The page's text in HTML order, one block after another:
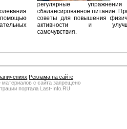
регулярные
сбалансированное питание.
советы для повышения
активности и
самочувствия.
Реклама на сайте
материалов с сайта запрещено
портала Last-Info.RU